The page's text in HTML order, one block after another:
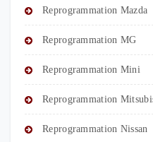
Reprogrammation Mazda
Reprogrammation MG
Reprogrammation Mini
Reprogrammation
Reprogrammation Nissan